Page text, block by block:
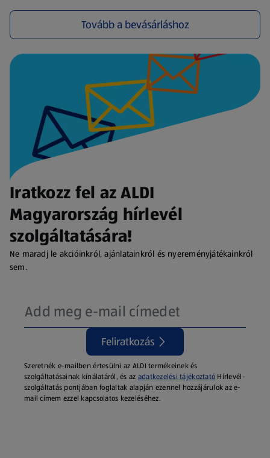
Tovább a bevásárláshoz
(új oldalon nyílik meg)
Iratkozz fel az ALDI
Magyarország hírlevél
szolgáltatására!
Ne maradj le akcióinkról, ajánlatainkról és nyereményjátékainkról
sem.
Feliratkozás
Szeretnék e-mailben értesülni az ALDI termékeinek és
szolgáltatásainak kínálatáról, és az adatkezelési tájékoztató Hírlevél-
szolgáltatás pontjában foglaltak alapján ezennel hozzájárulok az e-
mail címem ezzel kapcsolatos kezeléséhez.